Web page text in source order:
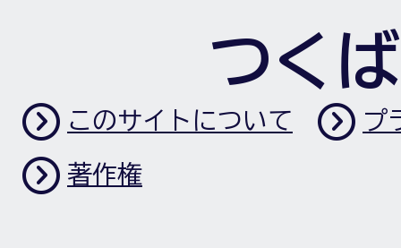
つく
このサイトについて プ
著作権